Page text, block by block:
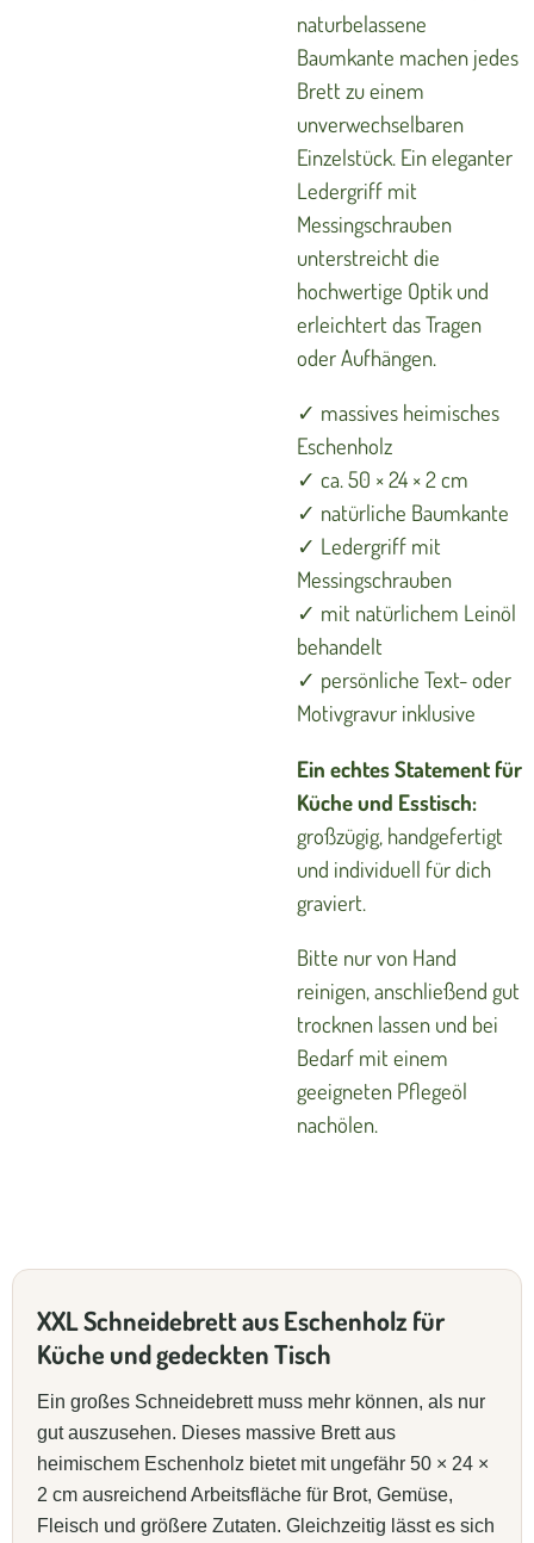
naturbelassene
Baumkante machen jedes
Brett zu einem
unverwechselbaren
Einzelstück. Ein eleganter
Ledergriff mit
Messingschrauben
unterstreicht die
hochwertige Optik und
erleichtert das Tragen
oder Aufhängen.
✓ massives heimisches
Eschenholz
✓ ca. 50 × 24 × 2 cm
✓ natürliche Baumkante
✓ Ledergriff mit
Messingschrauben
✓ mit natürlichem Leinöl
behandelt
✓ persönliche Text- oder
Motivgravur inklusive
Ein echtes Statement für
Küche und Esstisch:
großzügig, handgefertigt
und individuell für dich
graviert.
Bitte nur von Hand
reinigen, anschließend gut
trocknen lassen und bei
Bedarf mit einem
geeigneten Pflegeöl
nachölen.
XXL Schneidebrett aus Eschenholz für
Küche und gedeckten Tisch
Ein großes Schneidebrett muss mehr können, als nur
gut auszusehen. Dieses massive Brett aus
heimischem Eschenholz bietet mit ungefähr 50 × 24 ×
2 cm ausreichend Arbeitsfläche für Brot, Gemüse,
Fleisch und größere Zutaten. Gleichzeitig lässt es sich